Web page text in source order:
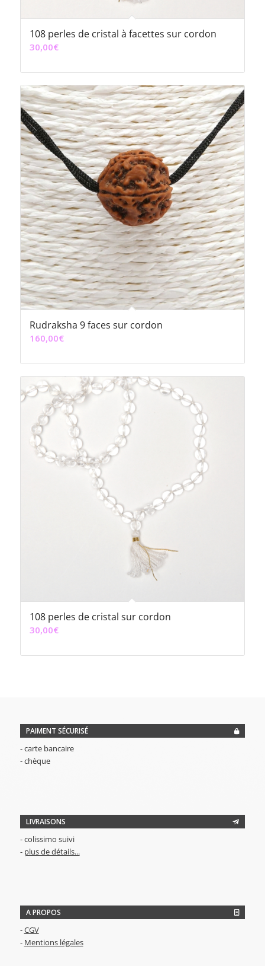
108 perles de cristal à facettes sur cordon
30,00€
Rudraksha 9 faces sur cordon
160,00€
108 perles de cristal sur cordon
30,00€
PAIMENT SÉCURISÉ
- carte bancaire
- chèque
LIVRAISONS
- colissimo suivi
- plus de détails...
A PROPOS
-CGV
- Mentions légales